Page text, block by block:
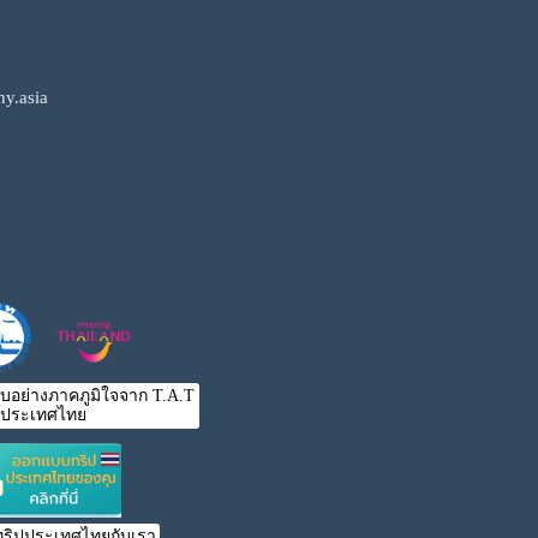
อย่างภาคภูมิใจจาก T.A.T
ประเทศไทย